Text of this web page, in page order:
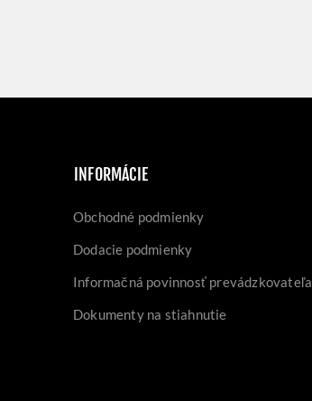
INFORMÁCIE
Obchodné podmienky
Dodacie podmienky
Informačná povinnosť prevádzkovateľa
Dokumenty na stiahnutie